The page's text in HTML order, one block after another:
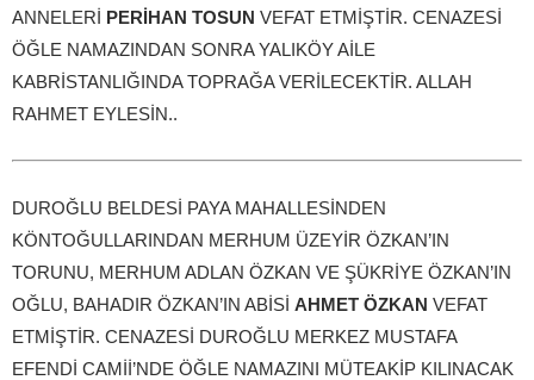
ANNELERİ PERİHAN TOSUN VEFAT ETMİŞTİR. CENAZESİ
ÖĞLE NAMAZINDAN SONRA YALIKÖY AİLE
KABRİSTANLIĞINDA TOPRAĞA VERİLECEKTİR. ALLAH
RAHMET EYLESİN..
DUROĞLU BELDESİ PAYA MAHALLESİNDEN
KÖNTOĞULLARINDAN MERHUM ÜZEYİR ÖZKAN’IN
TORUNU, MERHUM ADLAN ÖZKAN VE ŞÜKRİYE ÖZKAN’IN
OĞLU, BAHADIR ÖZKAN’IN ABİSİ AHMET ÖZKAN VEFAT
ETMİŞTİR. CENAZESİ DUROĞLU MERKEZ MUSTAFA
EFENDİ CAMİİ’NDE ÖĞLE NAMAZINI MÜTEAKİP KILINACAK